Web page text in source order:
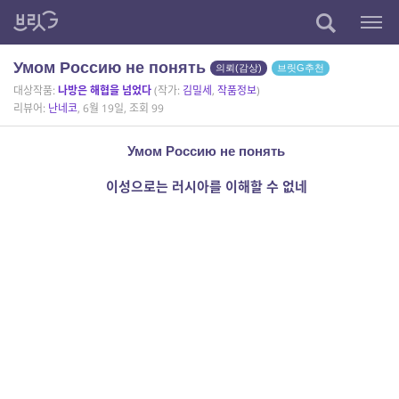
Умом Россию не понять 의뢰(감상) 브릿G추천
대상작품: 나방은 해협을 넘었다(작가: 김밀세, 작품정보)
리뷰어: 난네코, 6월 19일, 조회 99
Умом Россию не понять
이성으로는 러시아를 이해할 수 없네